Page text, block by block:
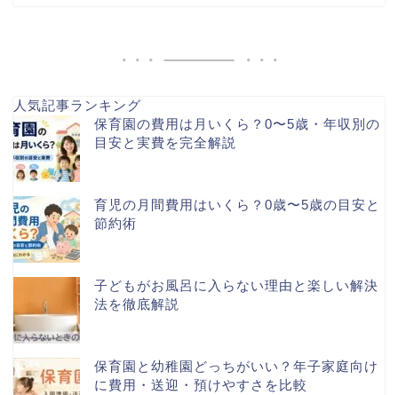
人気記事ランキング
保育園の費用は月いくら？0〜5歳・年収別の
目安と実費を完全解説
育児の月間費用はいくら？0歳〜5歳の目安と
節約術
子どもがお風呂に入らない理由と楽しい解決
法を徹底解説
保育園と幼稚園どっちがいい？年子家庭向け
に費用・送迎・預けやすさを比較